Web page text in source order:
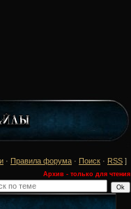
· Правила форума · Поиск · RSS ]
Архив - только для чтения